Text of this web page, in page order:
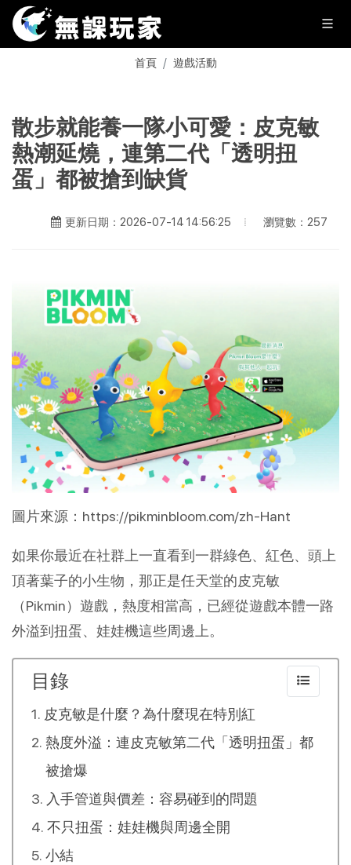
首頁 遊戲活動
散步就能養一隊小可愛：皮克敏
熱潮延燒，連第二代「透明扭
蛋」都被搶到缺貨
更新日期：2026-07-14 14:56:25 瀏覽數：257
圖片來源：https://pikminbloom.com/zh-Hant
如果你最近在社群上一直看到一群綠色、紅色、頭上
頂著葉子的小生物，那正是任天堂的皮克敏
（Pikmin）遊戲，熱度相當高，已經從遊戲本體一路
外溢到扭蛋、娃娃機這些周邊上。
目錄
皮克敏是什麼？為什麼現在特別紅
熱度外溢：連皮克敏第二代「透明扭蛋」都
被搶爆
入手管道與價差：容易碰到的問題
不只扭蛋：娃娃機與周邊全開
小結